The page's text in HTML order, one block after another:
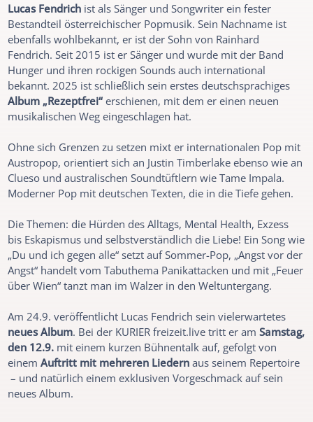
Lucas Fendrich ist als Sänger und Songwriter ein fester
Bestandteil österreichischer Popmusik. Sein Nachname ist
ebenfalls wohlbekannt, er ist der Sohn von Rainhard
Fendrich. Seit 2015 ist er Sänger und wurde mit der Band
Hunger und ihren rockigen Sounds auch international
bekannt. 2025 ist schließlich sein erstes deutschsprachiges
Album „Rezeptfrei“ erschienen, mit dem er einen neuen
musikalischen Weg eingeschlagen hat.
Ohne sich Grenzen zu setzen mixt er internationalen Pop mit
Austropop, orientiert sich an Justin Timberlake ebenso wie an
Clueso und australischen Soundtüftlern wie Tame Impala.
Moderner Pop mit deutschen Texten, die in die Tiefe gehen.
Die Themen: die Hürden des Alltags, Mental Health, Exzess
bis Eskapismus und selbstverständlich die Liebe! Ein Song wie
„Du und ich gegen alle“ setzt auf Sommer-Pop, „Angst vor der
Angst“ handelt vom Tabuthema Panikattacken und mit „Feuer
über Wien“ tanzt man im Walzer in den Weltuntergang.
Am 24.9. veröffentlicht Lucas Fendrich sein vielerwartetes
neues Album. Bei der KURIER freizeit.live tritt er amSamstag,
den 12.9. mit einem kurzen Bühnentalk auf, gefolgt von
einemAuftritt mit mehreren Liedern aus seinem Repertoire
– und natürlich einem exklusiven Vorgeschmack auf sein
neues Album.